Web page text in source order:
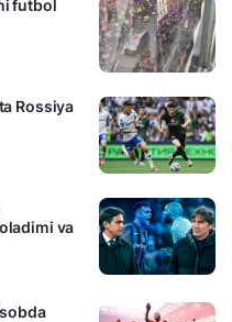
futbol
Rossiya
va